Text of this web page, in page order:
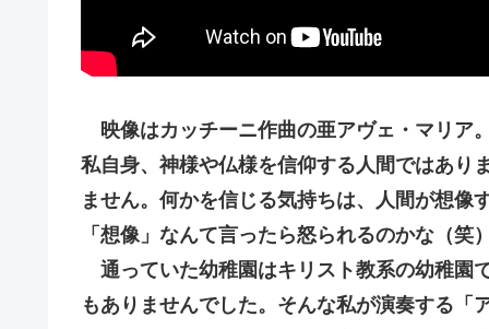
映像はカッチーニ作曲の亜アヴェ・マリア。
私自身、神様や仏様を信仰する人間ではあり
ません。何かを信じる気持ちは、人間が想像
「想像」なんて言ったら怒られるのかな（笑）
通っていた幼稚園はキリスト教系の幼稚園
もありませんでした。そんな私が演奏する「